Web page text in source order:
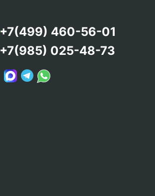
+7(499) 460-56-01
+7(985) 025-48-73